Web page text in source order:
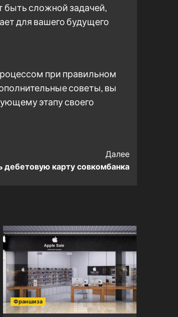
сложной задачей,
для вашего будущего
при правильном
советы, вы
этапу своего
Далее
дебетовую карту совкомбанка
Франшиза